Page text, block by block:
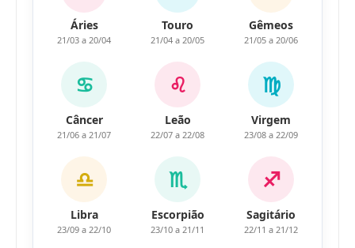
Áries
21/03 a 20/04
Touro
21/04 a 20/05
Gêmeos
21/05 a 20/06
♋
Câncer
21/06 a 21/07
♌
Leão
22/07 a 22/08
♍
Virgem
23/08 a 22/09
♎
Libra
23/09 a 22/10
♏
Escorpião
23/10 a 21/11
♐
Sagitário
22/11 a 21/12